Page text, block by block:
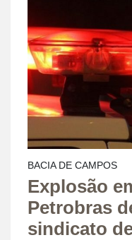
BACIA DE CAMPOS
Explosão
Petrobras
sindicato